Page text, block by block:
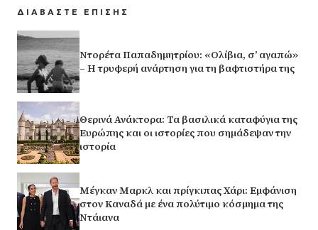
ΔΙΑΒΑΣΤΕ ΕΠΙΣΗΣ
Ντορέτα Παπαδημητρίου: «Ολίβια, σ’ αγαπώ»
– Η τρυφερή ανάρτηση για τη βαφτιστήρα της
Θερινά Ανάκτορα: Τα βασιλικά καταφύγια της
Ευρώπης και οι ιστορίες που σημάδεψαν την
ιστορία
Μέγκαν Μαρκλ και πρίγκιπας Χάρι: Εμφάνιση
στον Καναδά με ένα πολύτιμο κόσμημα της
Ντάιανα